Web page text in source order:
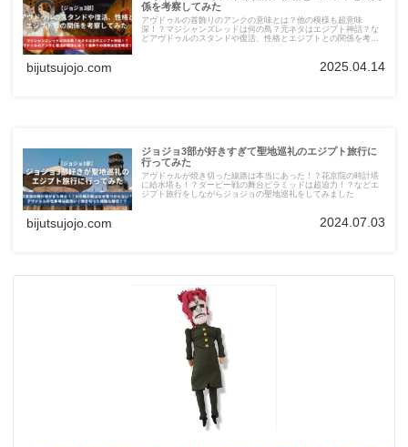
係を考察してみた
アヴドゥルの首飾りのアンクの意味とは？他の模様も超意味
深！？マジシャンズレッドは何の鳥？元ネタはエジプト神話？な
どアヴドゥルのスタンドや復活、性格とエジプトとの関係を考察
bijutsujojo.com 2025.04.14
ジョジョ3部が好きすぎて聖地巡礼のエジプト旅行に
行ってみた
アヴドゥルが焼き切った線路は本当にあった！？花京院の時計塔
に給水塔も！？ダービー戦の舞台ピラミッドは超迫力！？などエ
ジプト旅行をしながらジョジョの聖地巡礼をしてみました
bijutsujojo.com 2024.07.03